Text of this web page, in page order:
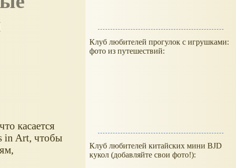
касается
in Art, чтобы
Клуб любителей прогулок с игрушками:
фото из путешествий:
Клуб любителей китайских мини BJD
кукол (добавляйте свои фото!):